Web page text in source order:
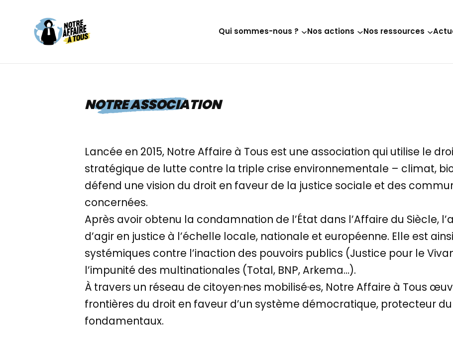
contenu
Qui sommes-nous ? Nos actions Nos ressources
NOTRE ASSOCIATION
Lancée en 2015, Notre Affaire à Tous est une association qui utilise le
stratégique de lutte contre la triple crise environnementale – climat,
défend une vision du droit en faveur de la justice sociale et des
concernées.
Après avoir obtenu la condamnation de l’État dans l’Affaire du Siècle,
d’agir en justice à l’échelle locale, nationale et européenne. Elle est
systémiques contre l’inaction des pouvoirs publics (Justice pour le
l’impunité des multinationales (Total, BNP, Arkema…).
À travers un réseau de citoyen·nes mobilisé·es, Notre Affaire à Tous
frontières du droit en faveur d’un système démocratique, protecteur
fondamentaux.